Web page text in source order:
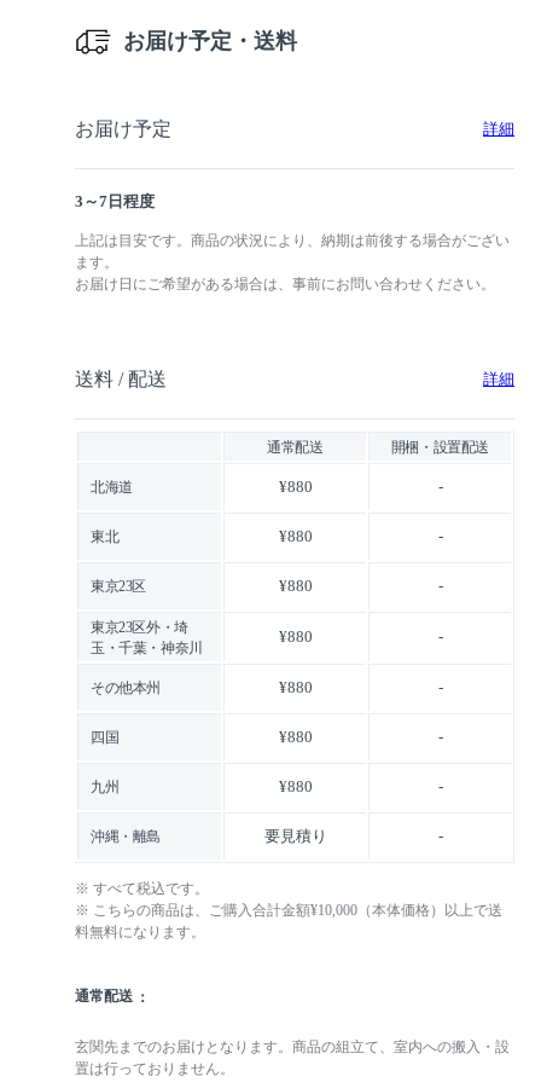
お届け予定・送料
お届け予定 詳細
3～7日程度
上記は目安です。商品の状況により、納期は前後する場合がござい
ます。
お届け日にご希望がある場合は、事前にお問い合わせください。
送料 / 配送 詳細
通常配送 開梱・設置配送
北海道 ¥880 -
東北 ¥880 -
東京23区 ¥880 -
東京23区外・埼
玉・千葉・神奈川
¥880 -
その他本州 ¥880 -
四国 ¥880 -
九州 ¥880 -
沖縄・離島 要見積り -
※ すべて税込です。
※ こちらの商品は、ご購入合計金額¥10,000（本体価格）以上で送
料無料になります。
通常配送
玄関先までのお届けとなります。商品の組立て、室内への搬入・設
置は行っておりません。